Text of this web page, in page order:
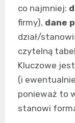
co najmniej:
firmy), dane
dział/
czytelną
Kluczowe
(i
ponieważ to
stanowi